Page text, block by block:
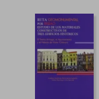
20,00 €
19,00 € dcto.